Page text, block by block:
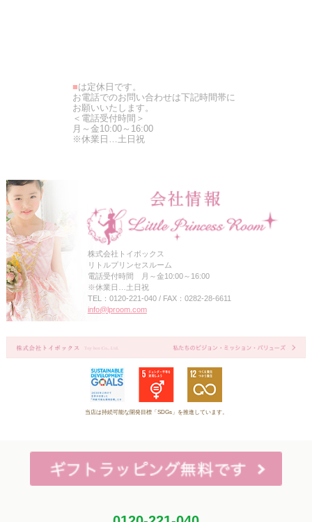
■は定休日です。
お電話でのお問い合わせは下記時間帯に
お願いいたします。
＜電話受付時間＞
月～金10:00～16:00
※休業日…土日祝
株式会社トイボックス
リトルプリンセスルーム
電話受付時間 月～金10:00～16:00
※休業日…土日祝
TEL：0120-221-040 / FAX：0282-28-6611
info@lproom.com
当店は持続可能な開発目標「SDGs」を推進しています。